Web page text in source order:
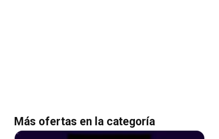
Más ofertas en la categoría